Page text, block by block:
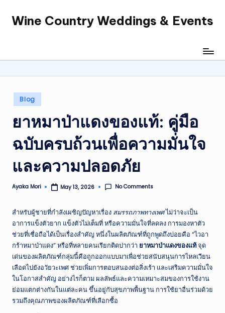
SkipWine Country Weddings & Events
Posted
in
Blog
ยาหมาป่าแดงของแท้: คู่มือ
ฉบับครบถ้วนเพื่อความมั่นใจ
และความปลอดภัย
Posted
Ayaka Mori May 13, 2026 No Comments
สำหรับผู้ชายที่กำลังเผชิญปัญหาเรื่อง สมรรถภาพทางเพศไม่ว่าจะเป็น
อาการแข็งตัวยาก แข็งตัวไม่เต็มที่ หรือความมั่นใจที่ลดลง การมองหาตัว
ช่วยที่เชื่อถือได้เป็นเรื่องสำคัญ หนึ่งในผลิตภัณฑ์ที่ถูกพูดถึงบ่อยคือ “ไวอา
กร้าหมาป่าแดง” หรือที่หลายคนเรียกติดปากว่า ยาหมาป่าแดงของแท้จุด
เด่นของผลิตภัณฑ์กลุ่มนี้คือถูกออกแบบมาเพื่อช่วยสนับสนุนการไหลเวียน
เลือดไปยังอวัยวะเพศ ช่วยเพิ่มการตอบสนองต่อสิ่งเร้า และเสริมความมั่นใจ
ในโอกาสสำคัญ อย่างไรก็ตาม ผลลัพธ์และความเหมาะสมของการใช้งาน
ย่อมแตกต่างกันในแต่ละคน ขึ้นอยู่กับสุขภาพพื้นฐาน การใช้ยาอื่นร่วมด้วย
รวมถึงคุณภาพของผลิตภัณฑ์ที่เลือกซื้อ